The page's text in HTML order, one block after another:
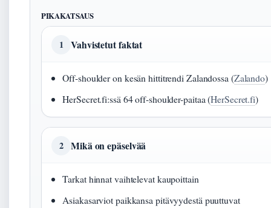
PIKAKATSAUS
1 Vahvistetut faktat
Off-shoulder on kesän hittitrendi Zalandossa (Zalando)
HerSecret.fi:ssä 64 off-shoulder-paitaa (HerSecret.fi)
2 Mikä on epäselvää
Tarkat hinnat vaihtelevat kaupoittain
Asiakasarviot paikkansa pitävyydestä puuttuvat